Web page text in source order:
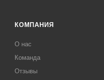
КОМПАНИЯ
О нас
Команда
Отзывы